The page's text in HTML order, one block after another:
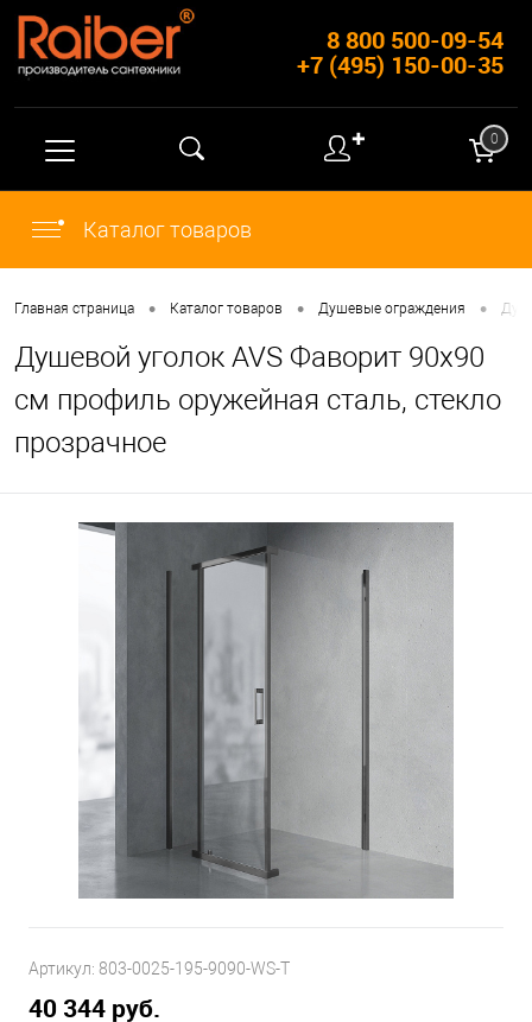
8 800 500-09-54
+7 (495) 150-00-35
✚ 0
Каталог товаров
Главная страница • Каталог товаров • Душевые ограждения •
Душевой уголок AVS Фаворит 90x90
см профиль оружейная сталь, стекло
прозрачное
Артикул: 803-0025-195-9090-WS-T
40 344 руб.